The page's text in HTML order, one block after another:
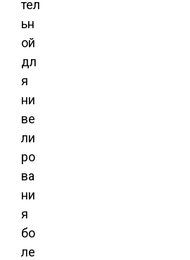
тел
ьн
ой
дл
я
ни
ве
ли
ро
ва
ни
я
бо
ле